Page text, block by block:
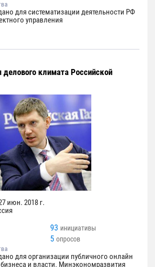
для систематизации деятельности РФ
управления
климата Российской
июн. 2018 г.
93 инициативы
5 опросов
для организации публичного онлайн
и власти. Минэкономразвития